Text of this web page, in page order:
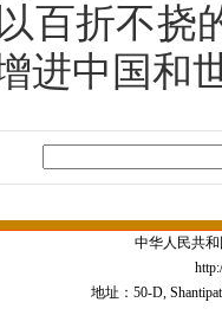
百折不挠
进中国和
中华人民共
地址：50-D,